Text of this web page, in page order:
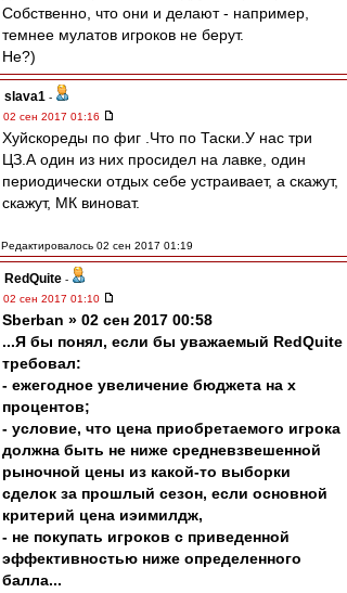
Собственно, что они и делают - например,
темнее мулатов игроков не берут.
Не?)
slava1 -
02 сен 2017 01:16
Хуйскореды по фиг .Что по Таски.У нас три
ЦЗ.А один из них просидел на лавке, один
периодически отдых себе устраивает, а скажут,
скажут, МК виноват.
Редактировалось 02 сен 2017 01:19
RedQuite -
02 сен 2017 01:10
Sberban » 02 сен 2017 00:58
...Я бы понял, если бы уважаемый RedQuite
требовал:
- ежегодное увеличение бюджета на х
процентов;
- условие, что цена приобретаемого игрока
должна быть не ниже средневзвешенной
рыночной цены из какой-то выборки
сделок за прошлый сезон, если основной
критерий цена иэимилдж,
- не покупать игроков с приведенной
эффективностью ниже определенного
балла...